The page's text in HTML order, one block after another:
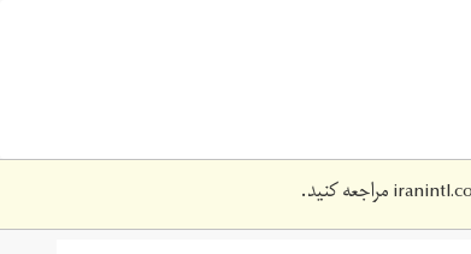
مراجعه کنید.